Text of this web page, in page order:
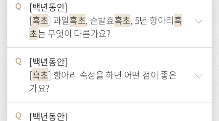
Q
[백년동안]
[흑초] 과일흑초, 순발효흑초, 5년 항아리흑
초는 무엇이 다른가요?
Q
[백년동안]
[흑초] 항아리 숙성을 하면 어떤 점이 좋은
가요?
Q
[백년동안]